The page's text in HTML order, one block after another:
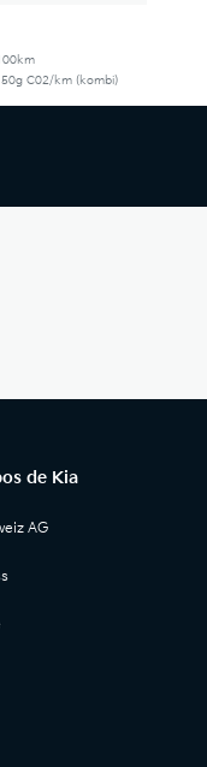
C02/km (kombi)
de Kia
AG